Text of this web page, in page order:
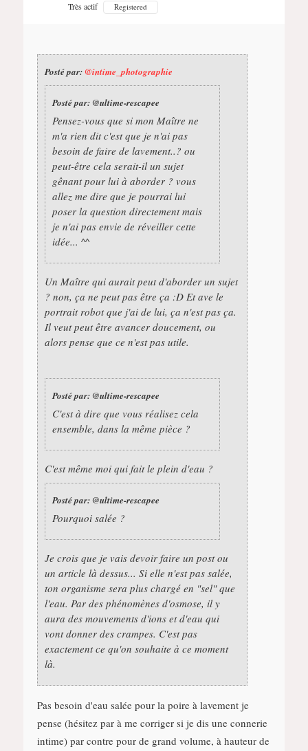
Très actif Registered
Posté par:@intime_photographie
Posté par:@ultime-rescapee
Pensez-vous que si mon Maître ne
m'a rien dit c'est que je n'ai pas
besoin de faire de lavement..? ou
peut-être cela serait-il un sujet
gênant pour lui à aborder ? vous
allez me dire que je pourrai lui
poser la question directement mais
je n'ai pas envie de réveiller cette
idée... ^^
Un Maître qui aurait peut d'aborder un sujet
? non, ça ne peut pas être ça :D Et ave le
portrait robot que j'ai de lui, ça n'est pas ça.
Il veut peut être avancer doucement, ou
alors pense que ce n'est pas utile.
Posté par:@ultime-rescapee
C'est à dire que vous réalisez cela
ensemble, dans la même pièce ?
C'est même moi qui fait le plein d'eau ?
Posté par:@ultime-rescapee
Pourquoi salée ?
Je crois que je vais devoir faire un post ou
un article là dessus... Si elle n'est pas salée,
ton organisme sera plus chargé en "sel" que
l'eau. Par des phénomènes d'osmose, il y
aura des mouvements d'ions et d'eau qui
vont donner des crampes. C'est pas
exactement ce qu'on souhaite à ce moment
là.
Pas besoin d'eau salée pour la poire à lavement je
pense (hésitez par à me corriger si je dis une connerie
intime) par contre pour de grand volume, à hauteur de